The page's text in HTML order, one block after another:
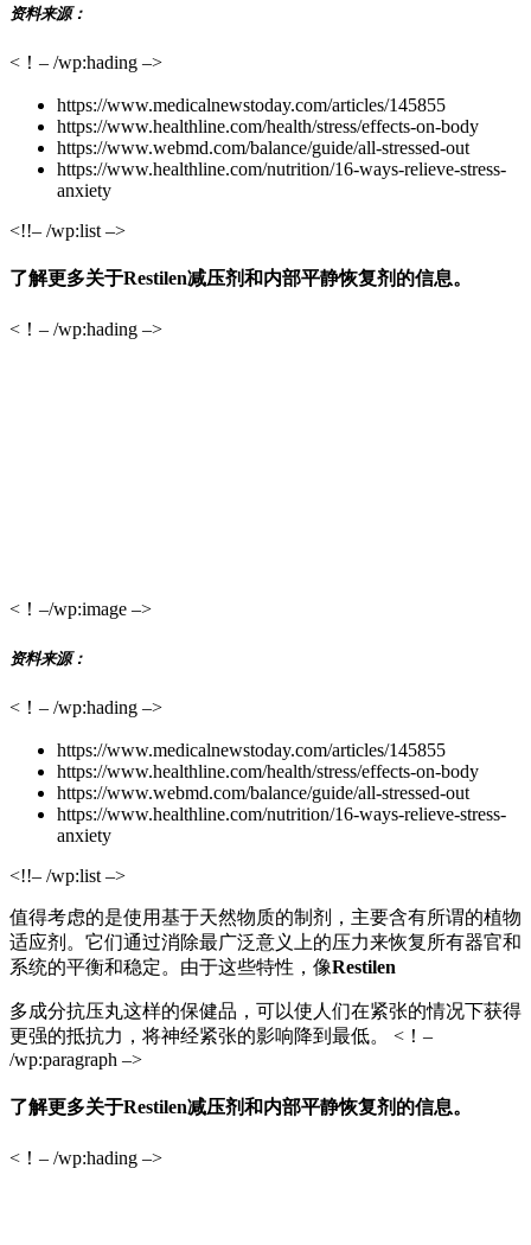
资料来源：
<！– /wp:hading –>
https://www.medicalnewstoday.com/articles/145855
https://www.healthline.com/health/stress/effects-on-body
https://www.webmd.com/balance/guide/all-stressed-out
https://www.healthline.com/nutrition/16-ways-relieve-stress-
anxiety
<!!– /wp:list –>
了解更多关于Restilen减压剂和内部平静恢复剂的信息。
<！– /wp:hading –>
<！–/wp:image –>
资料来源：
<！– /wp:hading –>
https://www.medicalnewstoday.com/articles/145855
https://www.healthline.com/health/stress/effects-on-body
https://www.webmd.com/balance/guide/all-stressed-out
https://www.healthline.com/nutrition/16-ways-relieve-stress-
anxiety
<!!– /wp:list –>
值得考虑的是使用基于天然物质的制剂，主要含有所谓的植物
适应剂。它们通过消除最广泛意义上的压力来恢复所有器官和
系统的平衡和稳定。由于这些特性，像Restilen
多成分抗压丸这样的保健品，可以使人们在紧张的情况下获得
更强的抵抗力，将神经紧张的影响降到最低。 <！–
/wp:paragraph –>
了解更多关于Restilen减压剂和内部平静恢复剂的信息。
<！– /wp:hading –>